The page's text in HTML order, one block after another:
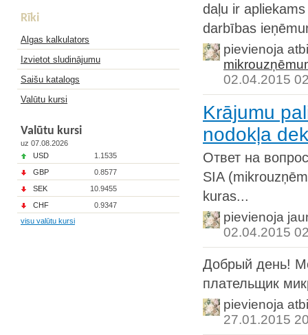
Rīki
Algas kalkulators
Izvietot sludinājumu
Saišu katalogs
Valūtu kursi
Valūtu kursi
uz 07.08.2026
USD
1.1535
GBP
0.8577
SEK
10.9455
CHF
0.9347
visu valūtu kursi
daļu ir
darbības
pievienoja
02.04.2015
Krājumu
nodokļa
Ответ на
SIA
kuras...
pievienoja
02.04.2015
Добрый день!
плательщик
pievienoja
27.01.2015